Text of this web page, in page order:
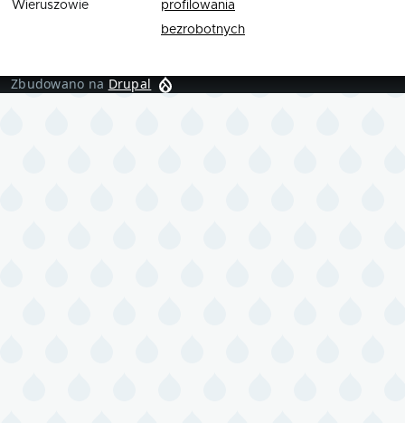
Wieruszowie
profilowania
bezrobotnych
Zbudowano na Drupal